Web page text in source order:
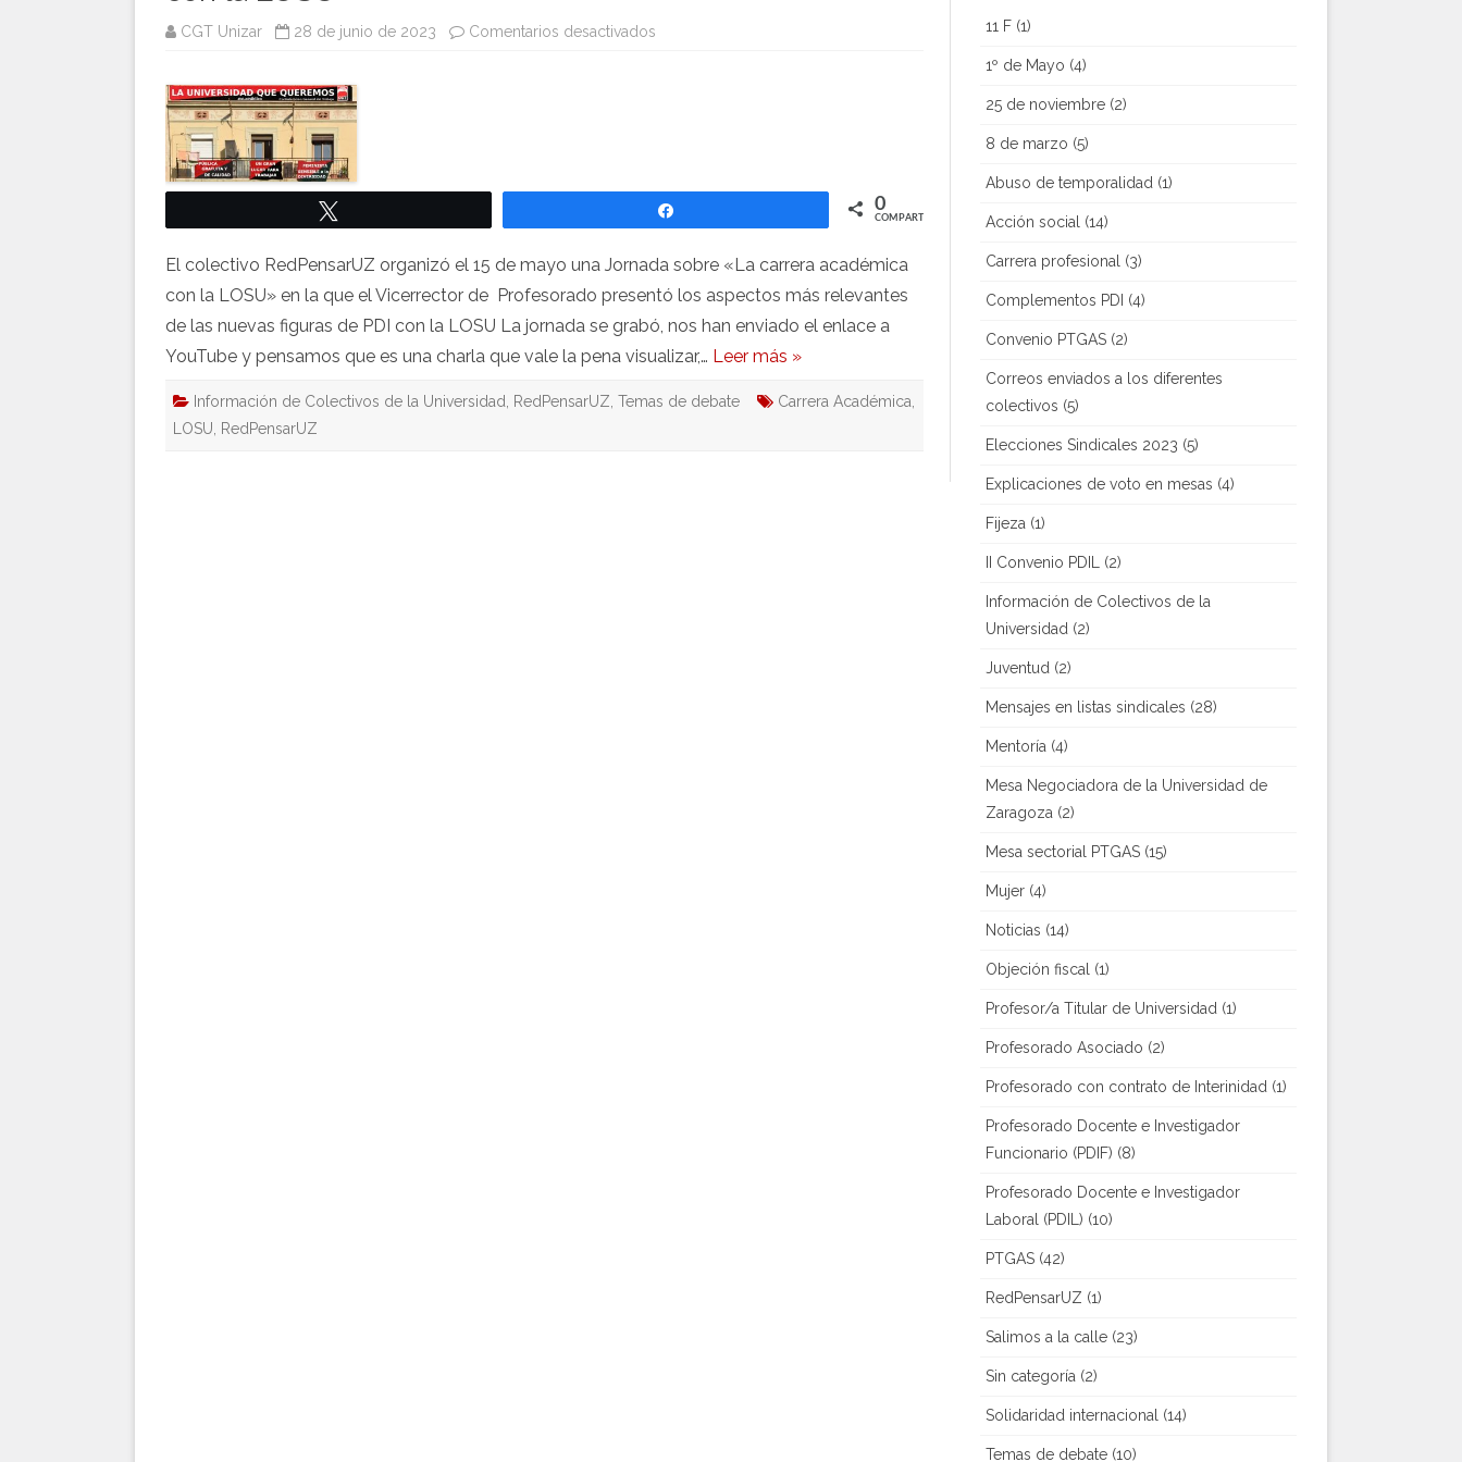
CGT Unizar 28 de junio de 2023 Comentarios desactivados
0
COMPARTIR
El colectivo RedPensarUZ organizó el 15 de mayo una Jornada sobre «La carrera académica
con la LOSU» en la que el Vicerrector de Profesorado presentó los aspectos más relevantes
de las nuevas figuras de PDI con la LOSU La jornada se grabó, nos han enviado el enlace a
YouTube y pensamos que es una charla que vale la pena visualizar,… Leer más »
Información de Colectivos de la Universidad RedPensarUZ Temas de debate Carrera Académica
LOSU
RedPensarUZ
11 F(1)
1º de Mayo (4)
25 de noviembre(2)
8 de marzo (5)
Abuso de temporalidad(1)
Acción social(14)
Carrera profesional(3)
Complementos PDI (4)
Convenio PTGAS(2)
Correos enviados a los diferentes
colectivos (5)
Elecciones Sindicales 2023 (5)
Explicaciones de voto en mesas (4)
Fijeza(1)
II Convenio PDIL(2)
Información de Colectivos de la
Universidad(2)
Juventud(2)
Mensajes en listas sindicales (28)
Mentoría(4)
Mesa Negociadora de la Universidad de
Zaragoza(2)
Mesa sectorial PTGAS(15)
Mujer(4)
Noticias (14)
Objeción fiscal(1)
Profesor/a Titular de Universidad(1)
Profesorado Asociado (2)
Profesorado con contrato de Interinidad(1)
Profesorado Docente e Investigador
Funcionario (PDIF) (8)
Profesorado Docente e Investigador
Laboral (PDIL) (10)
PTGAS(42)
RedPensarUZ (1)
Salimos a la calle(23)
Sin categoría(2)
Solidaridad internacional(14)
Temas de debate(10)